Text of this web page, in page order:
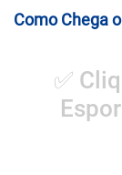
Como Chega
✅